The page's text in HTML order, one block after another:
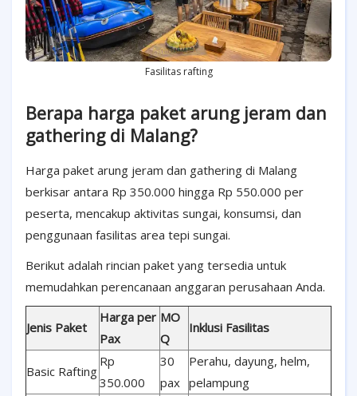
Fasilitas rafting
Berapa harga paket arung jeram dan
gathering di Malang?
Harga paket arung jeram dan gathering di Malang
berkisar antara Rp 350.000 hingga Rp 550.000 per
peserta, mencakup aktivitas sungai, konsumsi, dan
penggunaan fasilitas area tepi sungai.
Berikut adalah rincian paket yang tersedia untuk
memudahkan perencanaan anggaran perusahaan Anda.
Jenis Paket
Harga per
Pax
MO
Q
Inklusi Fasilitas
Basic Rafting
Rp
350.000
30
pax
Perahu, dayung, helm,
pelampung